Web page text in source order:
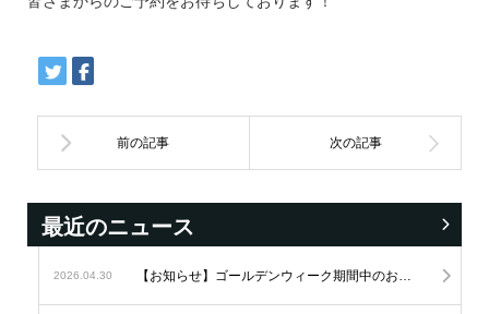
最近のニュース
2026.04.30 【お知らせ】ゴールデンウィーク期間中のお問い合わせにつきまして